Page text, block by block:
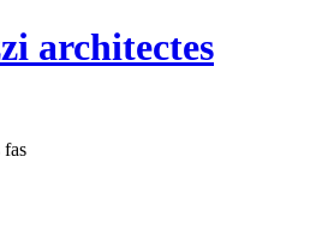
architectes
fas